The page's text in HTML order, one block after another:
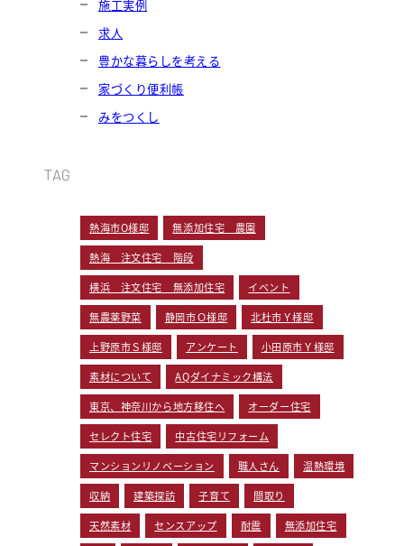
施工実例
求人
豊かな暮らしを考える
家づくり便利帳
みをつくし
TAG
熱海市O様邸 無添加住宅 農園
熱海 注文住宅 階段
横浜 注文住宅 無添加住宅 イベント
無農薬野菜 静岡市Ｏ様邸 北杜市Ｙ様邸
上野原市Ｓ様邸 アンケート 小田原市Ｙ様邸
素材について AQダイナミック構法
東京、神奈川から地方移住へ オーダー住宅
セレクト住宅 中古住宅リフォーム
マンションリノベーション 職人さん 温熱環境
収納 建築探訪 子育て 間取り
天然素材 センスアップ 耐震 無添加住宅